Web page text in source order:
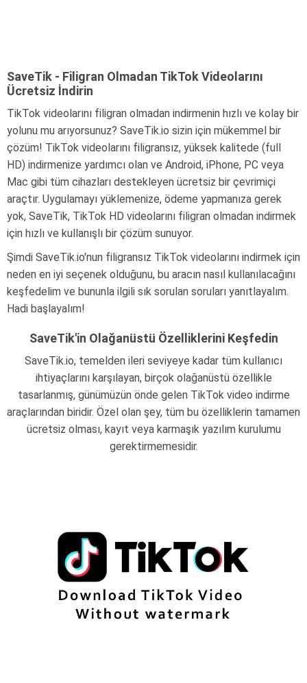
SaveTik - Filigran Olmadan TikTok Videolarını
Ücretsiz İndirin
TikTok videolarını filigran olmadan indirmenin hızlı ve kolay bir
yolunu mu arıyorsunuz? SaveTik.io sizin için mükemmel bir
çözüm! TikTok videolarını filigransız, yüksek kalitede (full
HD) indirmenize yardımcı olan ve Android, iPhone, PC veya
Mac gibi tüm cihazları destekleyen ücretsiz bir çevrimiçi
araçtır. Uygulamayı yüklemenize, ödeme yapmanıza gerek
yok, SaveTik, TikTok HD videolarını filigran olmadan indirmek
için hızlı ve kullanışlı bir çözüm sunuyor.
Şimdi SaveTik.io'nun filigransız TikTok videolarını indirmek için
neden en iyi seçenek olduğunu, bu aracın nasıl kullanılacağını
keşfedelim ve bununla ilgili sık sorulan soruları yanıtlayalım.
Hadi başlayalım!
SaveTik'in Olağanüstü Özelliklerini Keşfedin
SaveTik.io, temelden ileri seviyeye kadar tüm kullanıcı
ihtiyaçlarını karşılayan, birçok olağanüstü özellikle
tasarlanmış, günümüzün önde gelen TikTok video indirme
araçlarından biridir. Özel olan şey, tüm bu özelliklerin tamamen
ücretsiz olması, kayıt veya karmaşık yazılım kurulumu
gerektirmemesidir.